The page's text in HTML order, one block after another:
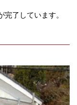
了しています。